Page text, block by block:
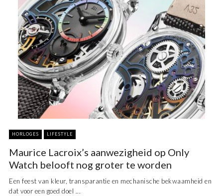
HORLOGES LIFESTYLE
Maurice Lacroix’s aanwezigheid op Only
Watch belooft nog groter te worden
Een feest van kleur, transparantie en mechanische bekwaamheid en
dat voor een goed doel ...